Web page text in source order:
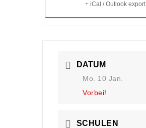
+ iCal / Outlook export
DATUM
Mo. 10 Jan.
Vorbei!
SCHULEN